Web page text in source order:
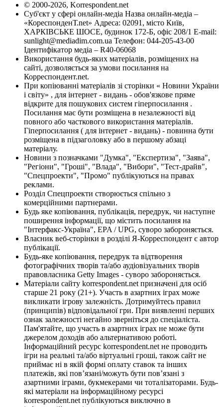
© 2000-2026, Korrespondent.net
Суб'єкт у сфері онлайн-медіа Назва онлайн-медіа –
«КореспонденТ.net» Адреса: 02091, місто Київ,
ХАРКІВСЬКЕ ШОСЕ, будинок 172-Б, офіс 208/1 E-mail:
sunlight@mediadim.com.ua Телефон: 044-205-43-00
Ідентифікатор медіа – R40-06068
Використання будь-яких матеріалів, розміщених на
сайті, дозволяється за умови посилання на
Корреспондент.net.
При копіюванні матеріалів зі сторінки « Новини України
і світу» , для інтернет - видань - обов'язкове пряме
відкрите для пошукових систем гіперпосилання .
Посилання має бути розміщена в незалежності від
повного або часткового використання матеріалів.
Гіперпосилання ( для інтернет - видань) - повинна бути
розміщена в підзаголовку або в першому абзаці
матеріалу.
Новини з позначками "Думка", "Експертиза", "Заява",
"Регіони", "Гроші", "Влада", "Вибори", "Тест-драйв",
"Спецпроекти", "Промо" публікуються на правах
реклами.
Розділ Спецпроекти створюється спільно з
комерційними партнерами.
Будь яке копіювання, публікація, передрук, чи наступне
поширення інформації, що містить посилання на
"Інтерфакс-Україна", EPA / UPG, суворо забороняється.
Власник веб-сторінки в розділі Я-Корреспондент є автор
публікації.
Будь-яке копіювання, передрук та відтворення
фотографічних творів та/або аудіовізуальних творів
правовласника Getty Images - суворо забороняється.
Матеріали сайту korrespondent.net призначені для осіб
старше 21 року (21+). Участь в азартних іграх може
викликати ігрову залежність. Дотримуйтесь правил
(принципів) відповідальної гри. При виявленні перших
ознак залежності негайно зверніться до спеціаліста.
Пам'ятайте, що участь в азартних іграх не може бути
джерелом доходів або альтернативою роботі.
Інформаційний ресурс korrespondent.net не проводить
ігри на реальні та/або віртуальні гроші, також сайт не
приймає ні в якій формі оплату ставок та інших
платежів, які пов’язані/можуть бути пов’язані з
азартними іграми, букмекерами чи тоталізаторами. Будь-
які матеріали на інформаційному ресурсі
korrespondent.net публікуються виключно в